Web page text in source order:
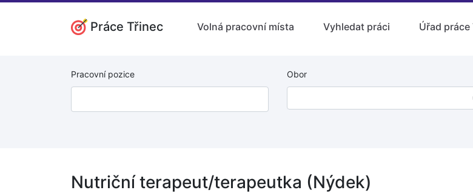
Práce Třinec Volná pracovní místa Vyhledat práci Úřad práce
Pracovní pozice Obor
Nutriční terapeut/terapeutka (Nýdek)